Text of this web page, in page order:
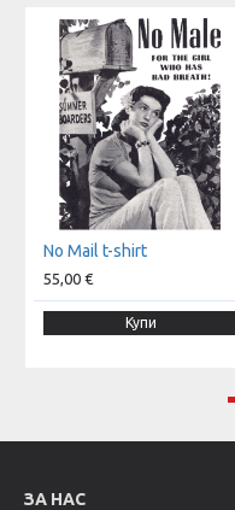
No Mail t-shirt
55,00 €
Купи
ЗА НАС